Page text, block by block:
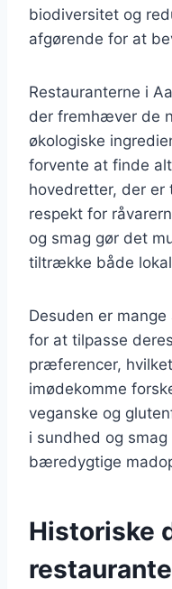
biodiversitet og
afgørende for at
Restauranterne i
der fremhæver de
økologiske
forvente at finde
hovedretter, der er
respekt for
og smag gør det
tiltrække både
Desuden er
for at tilpasse
præferencer,
imødekomme
veganske og
i sundhed og
bæredygtige
Historiske